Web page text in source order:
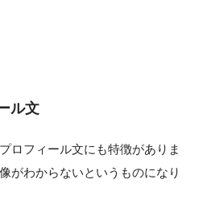
ル文
ロフィール文にも特徴がありま
がわからないというものになり